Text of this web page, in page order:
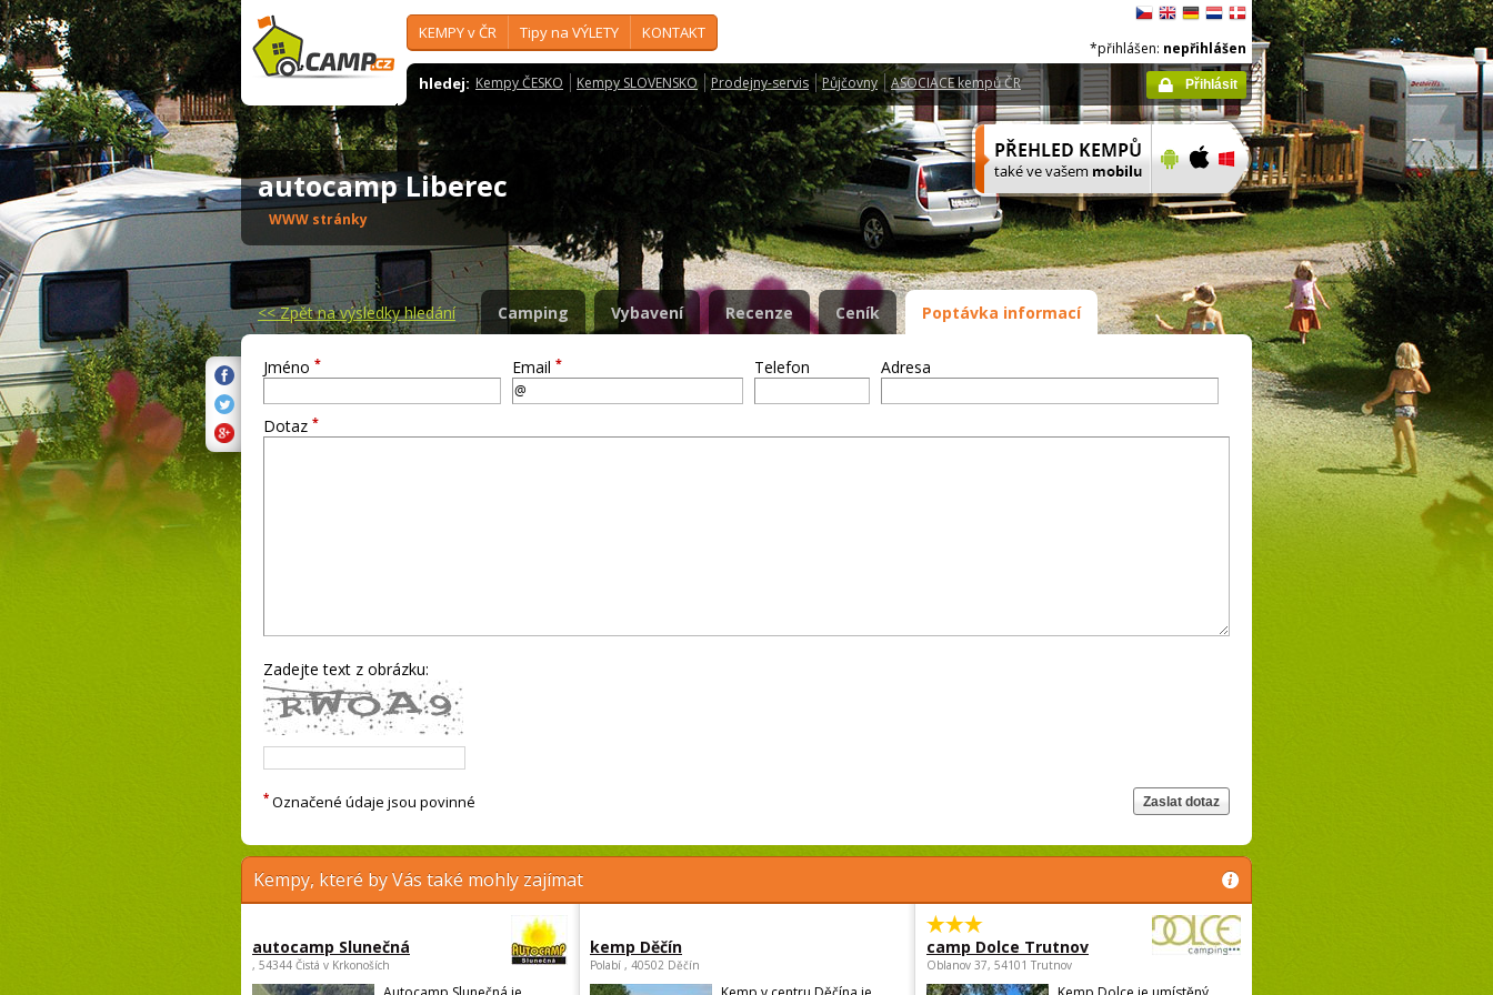
KEMPY v ČR Tipy na VÝLETY KONTAKT
hledej: Kempy ČESKO Kempy SLOVENSKO Prodejny-servis Půjčovny ASOCIACE kempů ČR
*přihlášen: nepřihlášen
Přihlásit
autocamp Liberec
WWW stránky
<<Zpět na výsledky hledání Camping Vybavení Recenze Ceník Poptávka informací
Jméno * Email * Telefon Adresa
Dotaz *
Zadejte text z obrázku:
* Označené údaje jsou povinné
Kempy, které by Vás také mohly zajímat
autocamp Slunečná
, 54344 Čistá v Krkonoších
kemp Děčín
Polabí , 40502 Děčín
camp Dolce Trutnov
Oblanov 37, 54101 Trutnov